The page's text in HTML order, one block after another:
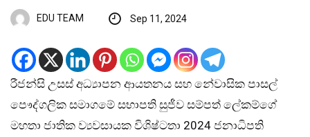
EDU TEAM Sep 11, 2024
රීජන්සි උසස් අධ්‍යාපන ආයතනය සහ නේවාසික පාසල්
පෞද්ගලික සමාගමේ සභාපති සුජීව සම්පත් ලේකම්ගේ
මහතා ජාතික ව්‍යවසායක විශිෂ්ටතා 2024 ජනාධිපති